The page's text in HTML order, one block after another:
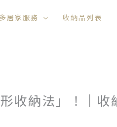
居家服務 收納品列表
收納法」！｜收